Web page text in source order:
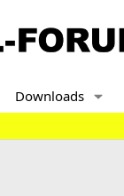
Downloads